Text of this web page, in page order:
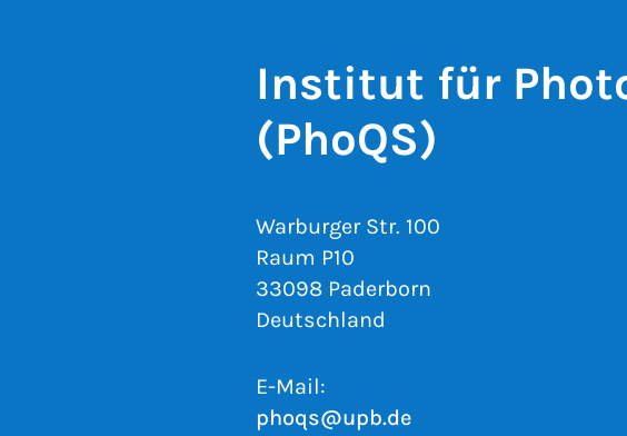
Institut für
(PhoQS)
Warburger Str. 100
Raum P10
33098 Paderborn
Deutschland
E-Mail:
phoqs@upb.de